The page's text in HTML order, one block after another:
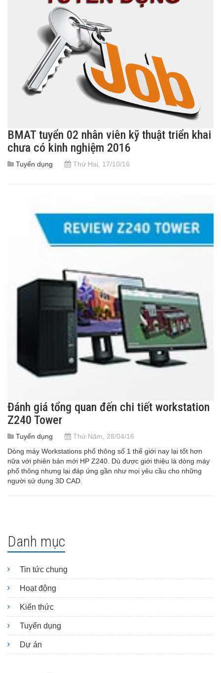
BMAT tuyển 02 nhân viên kỹ thuật triển khai
chưa có kinh nghiệm 2016
Tuyển dụng Thứ Hai, 17/10/16
Đánh giá tổng quan đến chi tiết workstation
Z240 Tower
Tuyển dụng
Thứ Năm, 28/04/16
Dòng máy Workstations phổ thông số 1 thế giới nay lại tốt hơn
nữa với phiên bản mới HP Z240. Dù được giới thiệu là dòng máy
phổ thông nhưng lại đáp ứng gần như mọi yêu cầu cho những
người sử dụng 3D CAD.
Danh mục
Tin tức chung
Hoạt động
Kiến thức
Tuyển dụng
Dự án